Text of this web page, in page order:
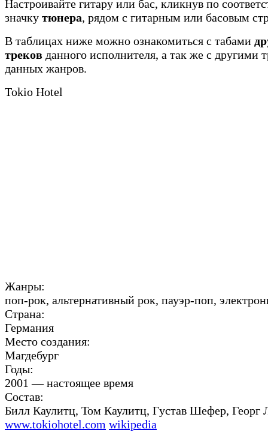
Настроивайте гитару или бас, кликнув по
значку тюнера, рядом с гитарным или басовым
В таблицах ниже можно ознакомиться с табами
треков данного исполнителя, а так же с другими
данных жанров.
Tokio Hotel
Жанры:
поп-рок, альтернативный рок, пауэр-поп,
Страна:
Германия
Место создания:
Магдебург
Годы:
2001 — настоящее время
Состав:
Билл Каулитц, Том Каулитц, Густав Шефер, Георг
www.tokiohotel.com wikipedia